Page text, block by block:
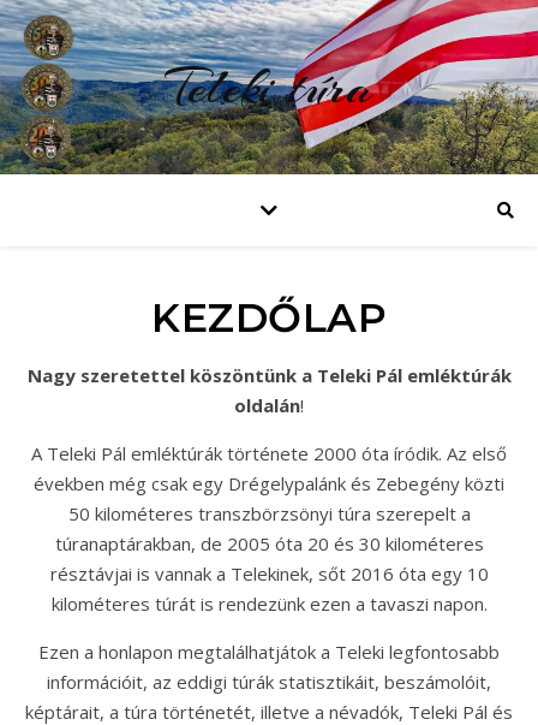
Teleki túra
KEZDŐLAP
Nagy szeretettel köszöntünk a Teleki Pál emléktúrák
oldalán!
A Teleki Pál emléktúrák története 2000 óta íródik. Az első
években még csak egy Drégelypalánk és Zebegény közti
50 kilométeres transzbörzsönyi túra szerepelt a
túranaptárakban, de 2005 óta 20 és 30 kilométeres
résztávjai is vannak a Telekinek, sőt 2016 óta egy 10
kilométeres túrát is rendezünk ezen a tavaszi napon.
Ezen a honlapon megtalálhatjátok a Teleki legfontosabb
információit, az eddigi túrák statisztikáit, beszámolóit,
képtárait, a túra történetét, illetve a névadók, Teleki Pál és